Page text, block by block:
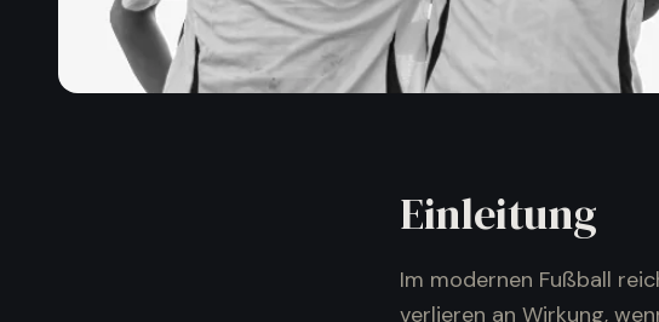
Einleitung
Im modernen Fußball
verlieren an Wirkung,